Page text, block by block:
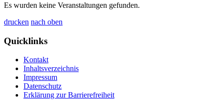
Es wurden keine Veranstaltungen gefunden.
drucken nach oben
Quicklinks
Kontakt
Inhaltsverzeichnis
Impressum
Datenschutz
Erklärung zur Barrierefreiheit